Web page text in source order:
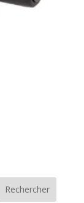
Rechercher